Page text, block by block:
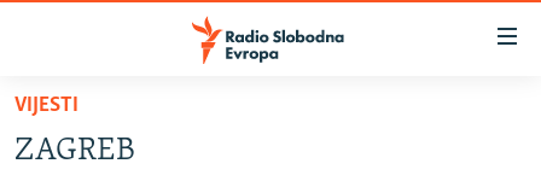
Pređite
glavni
VIJESTI
ZAGREB